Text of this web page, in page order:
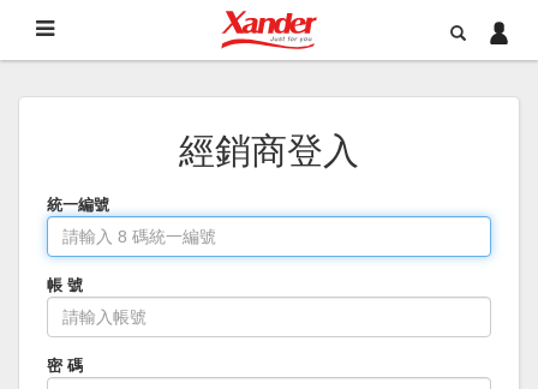
經銷商登入
統一編號
帳 號
密 碼